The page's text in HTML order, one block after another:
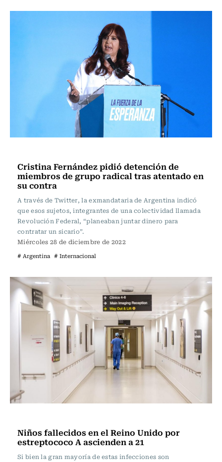
Cristina Fernández pidió detención de
miembros de grupo radical tras atentado en
su contra
A través de Twitter, la exmandataria de Argentina indicó
que esos sujetos, integrantes de una colectividad llamada
Revolución Federal, “planeaban juntar dinero para
contratar un sicario”.
Miércoles 28 de diciembre de 2022
# Argentina # Internacional
Niños fallecidos en el Reino Unido por
estreptococo A ascienden a 21
Si bien la gran mayoría de estas infecciones son